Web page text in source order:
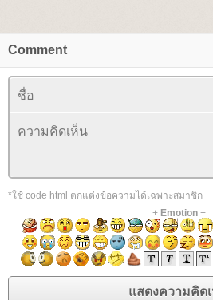
Comment
*ใช้ code html ตกแต่งข้อความได้เฉพาะสมาชิก
+ Emotion+